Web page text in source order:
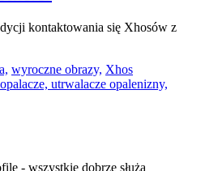
kontaktowania się Xhosów z
wyroczne obrazy, Xhos
- wszystkie dobrze służą